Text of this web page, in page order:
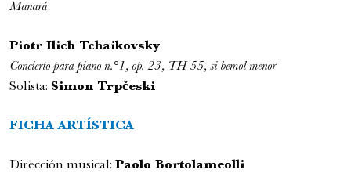
Festival Internacional de la Guitarra
Conciertos y recitales
Manará
Piotr Ilich Tchaikovsky
Concierto para piano n.°1, op. 23, TH 55, si bemol menor
Solista: Simon Trpčeski
FICHA ARTÍSTICA
Dirección musical: Paolo Bortolameolli